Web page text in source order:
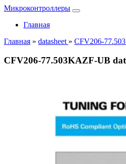
Микроконтроллеры
Главная
Главная » datasheet » CFV206-
CFV206-77.503KAZF-UB